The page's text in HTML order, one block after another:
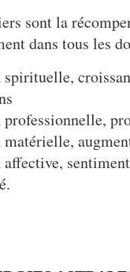
sont la
dans tous les